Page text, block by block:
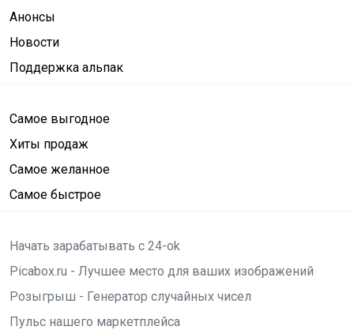
Анонсы
Новости
Поддержка альпак
Самое выгодное
Хиты продаж
Самое желанное
Самое быстрое
Начать зарабатывать с 24-ok
Picabox.ru - Лучшее место для ваших изображений
Розыгрыш - Генератор случайных чисел
Пульс нашего маркетплейса